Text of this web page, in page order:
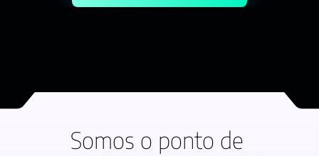
Somos o ponto de